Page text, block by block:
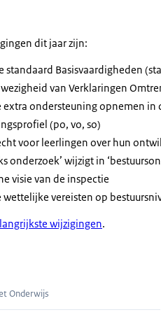
dit jaar zijn:
standaard Basisvaardigheden
van Verklaringen
extra ondersteuning opnemen in
(po, vo, so)
voor leerlingen over hun
onderzoek’ wijzigt in
visie van de inspectie
wettelijke vereisten op
wijzigingen.
Onderwijs